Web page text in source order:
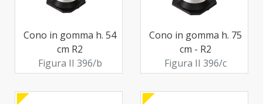
Cono in gomma h. 54
cm R2
Figura II 396/b
Cono in gomma h. 75
cm - R2
Figura II 396/c